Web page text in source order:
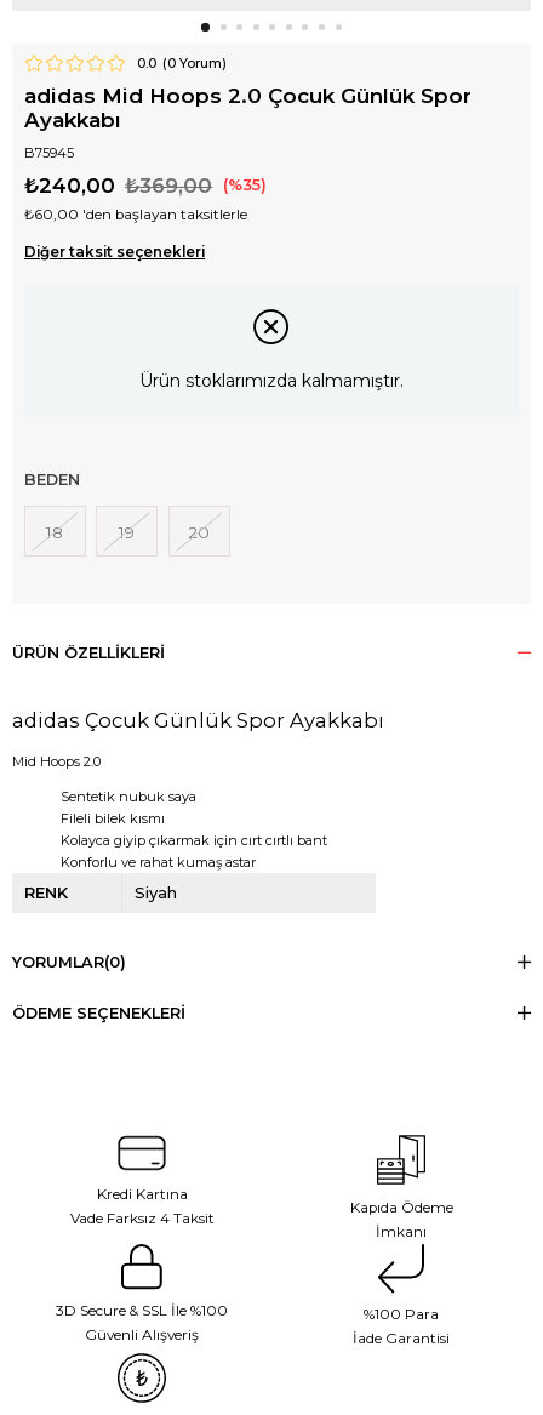
0.0 (0Yorum)
adidas Mid Hoops 2.0 Çocuk Günlük Spor
Ayakkabı
B75945
₺369,00
₺240,00 35
₺60,00 'den başlayan taksitlerle
Diğer taksit seçenekleri
Ürün stoklarımızda kalmamıştır.
BEDEN
18 19 20
ÜRÜN ÖZELLIKLERI
adidas Çocuk Günlük Spor Ayakkabı
Mid Hoops 2.0
Sentetik nubuk saya
Fileli bilek kısmı
Kolayca giyip çıkarmak için cırt cırtlı bant
Konforlu ve rahat kumaş astar
RENK Siyah
YORUMLAR(0)
ÖDEME SEÇENEKLERI
Kredi Kartına
Vade Farksız 4 Taksit
Kapıda Ödeme
İmkanı
3D Secure & SSL İle %100
Güvenli Alışveriş
%100 Para
İade Garantisi